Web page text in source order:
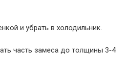
и убрать в холодильник.
часть замеса до толщины 3-4